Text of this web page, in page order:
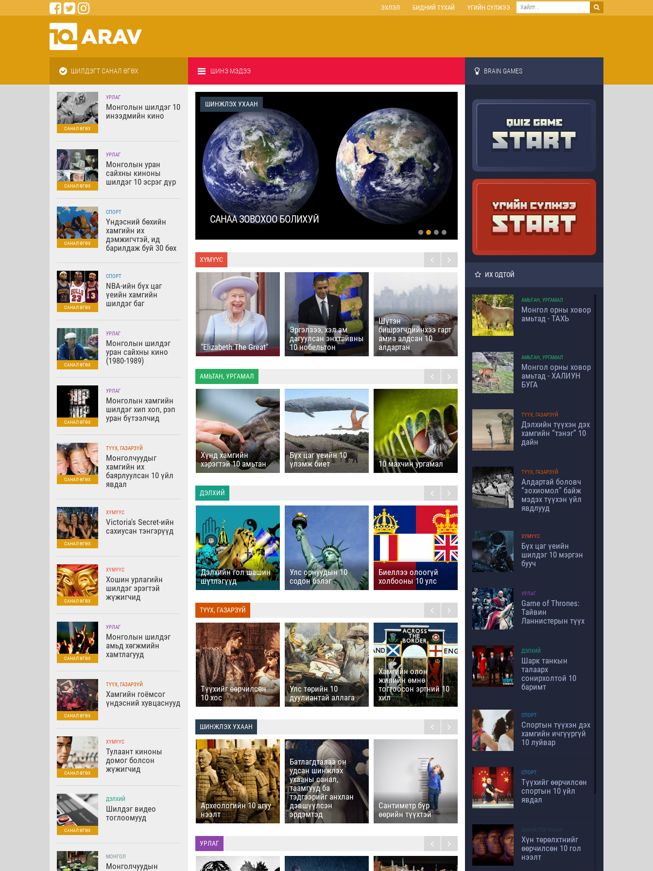
ЭХЛЭЛ БИДНИЙ ТУХАЙ ҮГИЙН СҮЛЖЭЭ
ШИЛДЭГТ САНАЛ ӨГӨХ
УРЛАГ
Монголын шилдэг 10
инээдмийн кино
УРЛАГ
Монголын уран
сайхны киноны
шилдэг 10 эсрэг дүр
СПОРТ
Үндэсний бөхийн
хамгийн их
дэмжигчтэй, ид
барилдаж буй 30 бөх
СПОРТ
NBA-ийн бүх цаг
үеийн хамгийн
шилдэг баг
УРЛАГ
Монголын шилдэг
уран сайхны кино
(1980-1989)
УРЛАГ
Монголын хамгийн
шилдэг хип хоп, рэп
уран бүтээлчид
ТҮҮХ, ГАЗАРЗҮЙ
Монголчуудыг
хамгийн их
баярлуулсан 10 үйл
явдал
ХҮМҮҮС
Victoria's Secret-ийн
сахиусан тэнгэрүүд
ХҮМҮҮС
Хошин урлагийн
шилдэг эрэгтэй
жүжигчид
УРЛАГ
Монголын шилдэг
амьд хөгжмийн
хамтлагууд
ТҮҮХ, ГАЗАРЗҮЙ
Хамгийн гоёмсог
үндэсний хувцаснууд
ХҮМҮҮС
Тулаант киноны
домог болсон
жүжигчид
ДЭЛХИЙ
Шилдэг видео
тоглоомууд
МОНГОЛ
Монголчуудын
ШИНЭ МЭДЭЭ
ШИНЖЛЭХ УХААН
САНАА ЗОВОХОО БОЛИХУЙ
Previous Next
ХҮМҮҮС
Ертөнцийг аврагч
“хар ажилчид”
Уур амьсгалын
өөрчлөлтийн анхны
дүрвэгч
"Elizabeth The Great"
Эргэлзээ, хэл ам
дагуулсан энхтайвны
10 нобельтон
Шүтэн
бишрэгчдийнхээ гарт
амиа алдсан 10
алдартан
хэрхэн
10 баримт
Сахин
АМЬТАН, УРГАМАЛ
Acer negundo L. -
Яшилнавчит агч
Acer tataricum subsp.
ginnala - Гиннал агч
Хүнд хамгийн
хэрэгтэй 10 амьтан
Бүх цаг үеийн 10
үлэмж биет
10 махчин ургамал
Хамгийн эртний 10
ДЭЛХИЙ
Хамтдаа атлаа
ганцаараа
Швед ажилчдын
амжилтын нууц -
Фика
Дэлхийн гол шашин
шүтлэгүүд
Улс орнуудын 10
содон бэлэг
Биеллээ олоогүй
холбооны 10 улс
Финландын “шидэт”
ТҮҮХ, ГАЗАРЗҮЙ
Хүний хөл хүрээгүй
сүүлчийн онгон
Улаан хивсний
түүхээс
Түүхийг өөрчилсөн
10 хос
Улс төрийн 10
дуулиантай аллага
Хамгийн олон
жилийн өмнө
тогтоосон эртний 10
хил
"Титаник"-ийг
Америкийг бүтээсэн
ШИНЖЛЭХ УХААН
Сэрүүн зүүдний ач
Технологийн
гайхамшигт хурд
Археологийн 10 агуу
нээлт
Батлагдталаа он
удсан шинжлэх
ухааны санал,
таамгууд ба
тэдгээрийг анхлан
дэвшүүлсэн
эрдэмтэд
Сантиметр бүр
өөрийн түүхтэй
Хүний дараах
амьдрал
УРЛАГ
Өдрийн зоог
(өгүүллэг) - У.
Сомерсет Моэм
"Өөрийг чинь
Төрсөн өдрийн бэлэг
(өгүүллэг)
BRAIN GAMES
ИХ ОДТОЙ
АМЬТАН, УРГАМАЛ
Монгол орны ховор
амьтад - ТАХЬ
АМЬТАН, УРГАМАЛ
Монгол орны ховор
амьтад - ХАЛИУН
БУГА
ТҮҮХ, ГАЗАРЗҮЙ
Дэлхийн түүхэн дэх
хамгийн “тэнэг” 10
дайн
ТҮҮХ, ГАЗАРЗҮЙ
Алдартай боловч
“зохиомол” байж
мэдэх түүхэн үйл
явдлууд
ХҮМҮҮС
Бүх цаг үеийн
шилдэг 10 мэргэн
бууч
УРЛАГ
Game of Thrones:
Тайвин
Ланнистерын түүх
ДЭЛХИЙ
Шарк танкын
талаарх
сонирхолтой 10
баримт
СПОРТ
Спортын түүхэн дэх
хамгийн ичгүүргүй
10 луйвар
СПОРТ
Түүхийг өөрчилсөн
спортын 10 үйл
явдал
ШИНЖЛЭХ УХААН
Хүн төрөлхтнийг
өөрчилсөн 10 гол
нээлт